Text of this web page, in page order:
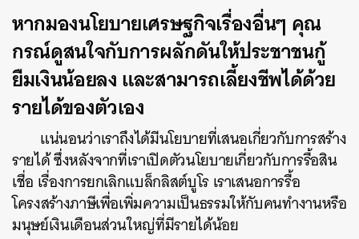
หากมองนโยบายเศรษฐกิจเรื่องอื่นๆ คุณ
กรณ์ดูสนใจกับการผลักดันให้ประชาชนกู้
ยืมเงินน้อยลง และสามารถเลี้ยงชีพได้ด้วย
รายได้ของตัวเอง
แน่นอนว่าเราถึงได้มีนโยบายที่เสนอเกี่ยวกับการสร้าง
รายได้ ซึ่งหลังจากที่เราเปิดตัวนโยบายเกี่ยวกับการรื้อสิน
เชื่อ เรื่องการยกเลิกแบล็กลิสต์บูโร เราเสนอการรื้อ
โครงสร้างภาษีเพื่อเพิ่มความเป็นธรรมให้กับคนทำงานหรือ
มนุษย์เงินเดือนส่วนใหญ่ที่มีรายได้น้อย